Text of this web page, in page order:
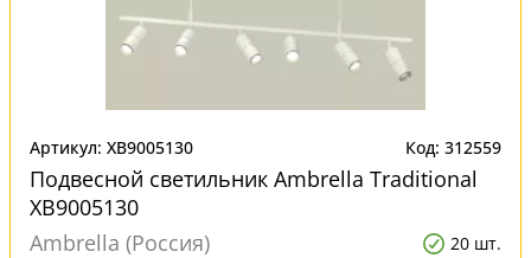
Артикул: XB9005130 Код: 312559
Подвесной светильник Ambrella Traditional
XB9005130
Ambrella (Россия)
20 шт.